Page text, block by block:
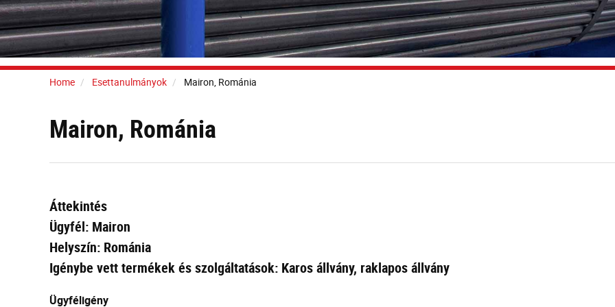
Home Esettanulmányok Mairon, Románia
Mairon, Románia
Áttekintés
Ügyfél: Mairon
Helyszín: Románia
Igénybe vett termékek és szolgáltatások: Karos állvány, raklapos állvány
Ügyféligény